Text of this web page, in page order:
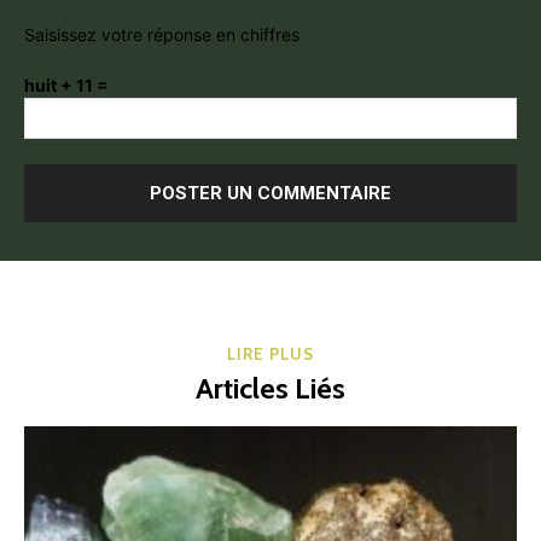
Saisissez votre réponse en chiffres
huit + 11 =
LIRE PLUS
Articles Liés